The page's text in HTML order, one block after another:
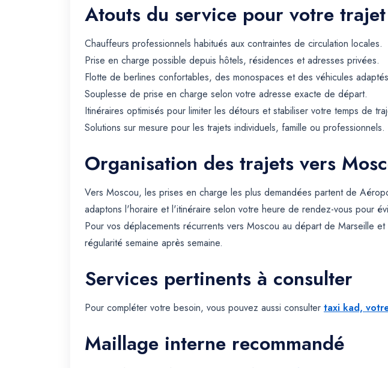
Atouts du service pour votre trajet
Chauffeurs professionnels habitués aux contraintes de circulation locales.
Prise en charge possible depuis hôtels, résidences et adresses privées.
Flotte de berlines confortables, des monospaces et des véhicules
Souplesse de prise en charge selon votre adresse exacte de départ.
Itinéraires optimisés pour limiter les détours et stabiliser votre temps de
Solutions sur mesure pour les trajets individuels, famille ou professionnels.
Organisation des trajets vers
Vers Moscou, les prises en charge les plus demandées partent de
adaptons l'horaire et l'itinéraire selon votre heure de rendez-vous pour
Pour vos déplacements récurrents vers Moscou au départ de Marseille
régularité semaine après semaine.
Services pertinents à consulter
Pour compléter votre besoin, vous pouvez aussi consulter taxi kad,
Maillage interne recommandé